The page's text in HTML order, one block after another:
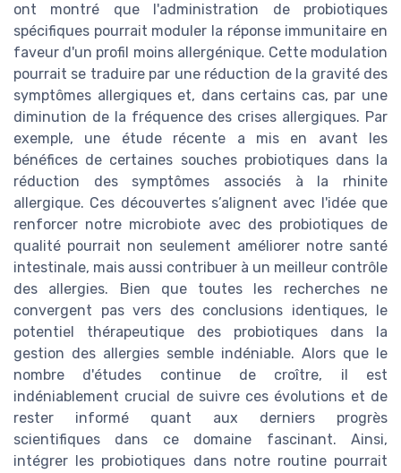
ont montré que l'administration de probiotiques
spécifiques pourrait moduler la réponse immunitaire en
faveur d'un profil moins allergénique. Cette modulation
pourrait se traduire par une réduction de la gravité des
symptômes allergiques et, dans certains cas, par une
diminution de la fréquence des crises allergiques. Par
exemple, une étude récente a mis en avant les
bénéfices de certaines souches probiotiques dans la
réduction des symptômes associés à la rhinite
allergique. Ces découvertes s’alignent avec l'idée que
renforcer notre microbiote avec des probiotiques de
qualité pourrait non seulement améliorer notre santé
intestinale, mais aussi contribuer à un meilleur contrôle
des allergies. Bien que toutes les recherches ne
convergent pas vers des conclusions identiques, le
potentiel thérapeutique des probiotiques dans la
gestion des allergies semble indéniable. Alors que le
nombre d'études continue de croître, il est
indéniablement crucial de suivre ces évolutions et de
rester informé quant aux derniers progrès
scientifiques dans ce domaine fascinant. Ainsi,
intégrer les probiotiques dans notre routine pourrait